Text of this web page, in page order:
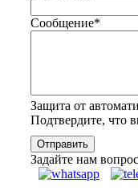
Сообщение*
Защита от
Подтвердите, что
Задайте нам